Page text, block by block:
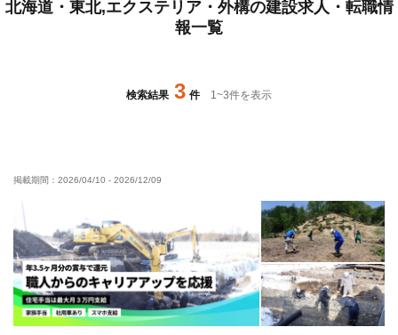
北海道・東北,エクステリア・外構の建設求人・転職情
報一覧
検索結果 3 件 1~3件を表示
掲載期間： 2026/04/10 - 2026/12/09